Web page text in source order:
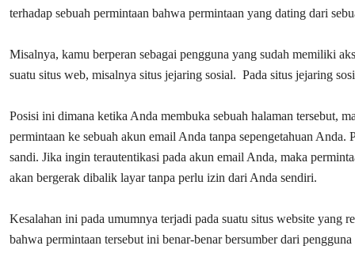
terhadap sebuah permintaan bahwa permintaan yang dating dari
Misalnya, kamu berperan sebagai pengguna yang sudah memiliki
suatu situs web, misalnya situs jejaring sosial. Pada situs jejaring
Posisi ini dimana ketika Anda membuka sebuah halaman tersebut,
permintaan ke sebuah akun email Anda tanpa sepengetahuan
sandi. Jika ingin terautentikasi pada akun email Anda, maka
akan bergerak dibalik layar tanpa perlu izin dari Anda sendiri.
Kesalahan ini pada umumnya terjadi pada suatu situs website yang
bahwa permintaan tersebut ini benar-benar bersumber dari